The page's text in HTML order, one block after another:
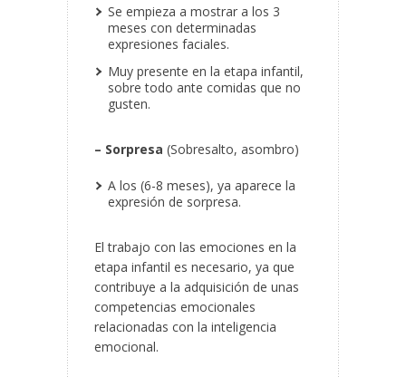
Se empieza a mostrar a los 3
meses con determinadas
expresiones faciales.
Muy presente en la etapa infantil,
sobre todo ante comidas que no
gusten.
– Sorpresa (Sobresalto, asombro)
A los (6-8 meses), ya aparece la
expresión de sorpresa.
El trabajo con las emociones en la
etapa infantil es necesario, ya que
contribuye a la adquisición de unas
competencias emocionales
relacionadas con la inteligencia
emocional.